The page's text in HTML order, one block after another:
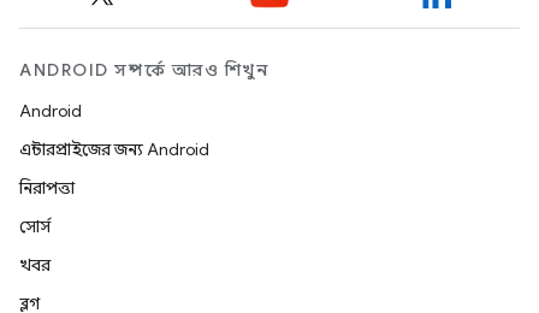
ANDROID সম্পর্কে আরও শিখুন
Android
এন্টারপ্রাইজের জন্য Android
নিরাপত্তা
সোর্স
খবর
ব্লগ